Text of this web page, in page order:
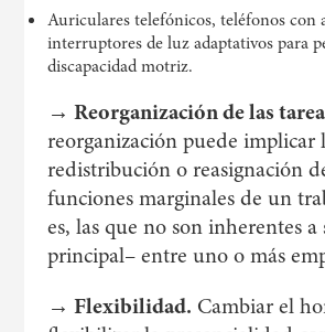
Auriculares telefónicos, teléfonos con
interruptores de luz adaptativos para
discapacidad motriz.
→ Reorganización de las
reorganización puede implicar
redistribución o reasignación
funciones marginales de un
es, las que no son inherentes
principal– entre uno o más
→ Flexibilidad. Cambiar el